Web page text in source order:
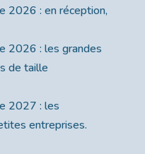
2026 : en réception,
2026 : les grandes
de taille
2027 : les
entreprises.